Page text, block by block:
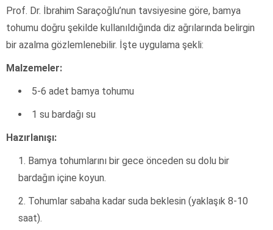
Prof. Dr. İbrahim Saraçoğlu’nun tavsiyesine göre, bamya
tohumu doğru şekilde kullanıldığında diz ağrılarında belirgin
bir azalma gözlemlenebilir. İşte uygulama şekli:
Malzemeler:
5-6 adet bamya tohumu
1 su bardağı su
Hazırlanışı:
Bamya tohumlarını bir gece önceden su dolu bir
bardağın içine koyun.
Tohumlar sabaha kadar suda beklesin (yaklaşık 8-10
saat).